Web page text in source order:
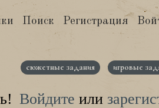
Поиск Регистрация
сюжетные задания игровые
Войдите или